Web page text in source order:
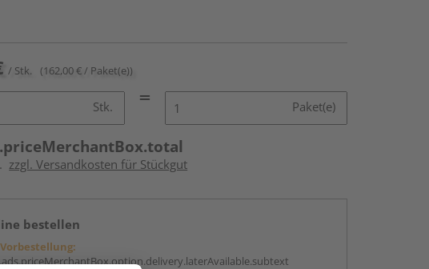
/ Stk. (162,00 € / Paket(e))
Stk. Paket(e)
zzgl. Versandkosten für Stückgut
bestellen